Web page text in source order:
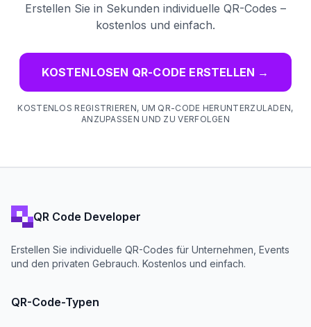
Erstellen Sie in Sekunden individuelle QR-Codes –
kostenlos und einfach.
KOSTENLOSEN QR-CODE ERSTELLEN →
KOSTENLOS REGISTRIEREN, UM QR-CODE HERUNTERZULADEN,
ANZUPASSEN UND ZU VERFOLGEN
QR Code Developer
Erstellen Sie individuelle QR-Codes für Unternehmen, Events
und den privaten Gebrauch. Kostenlos und einfach.
QR-Code-Typen